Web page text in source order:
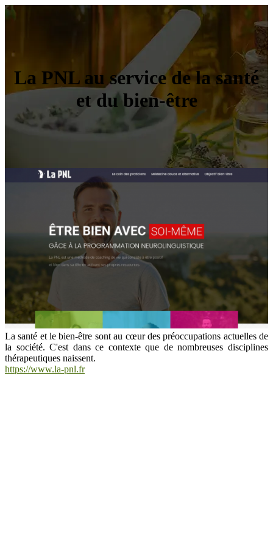
La PNL au service de la santé
et du bien-être
La santé et le bien-être sont au cœur des préoccupations actuelles de
la société. C'est dans ce contexte que de nombreuses disciplines
thérapeutiques naissent.
https://www.la-pnl.fr